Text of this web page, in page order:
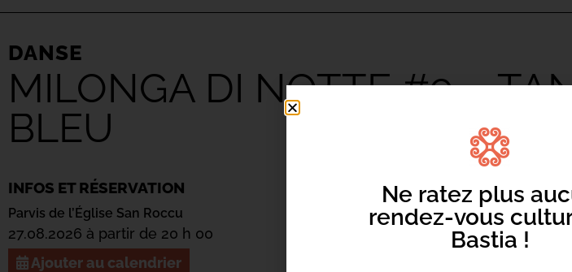
DANSE
MILONGA DI NOTTE #9 –
BLEU
INFOS ET RÉSERVATION
Parvis de l’Église San Roccu
27.08.2026 à partir de 20 h 00
Ajouter au calendrier
Ne ratez plus
rendez-vous
Bastia !